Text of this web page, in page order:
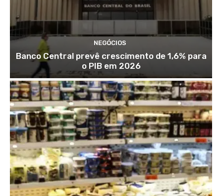
NEGÓCIOS
Banco Central prevê crescimento de 1,6% para
o PIB em 2026